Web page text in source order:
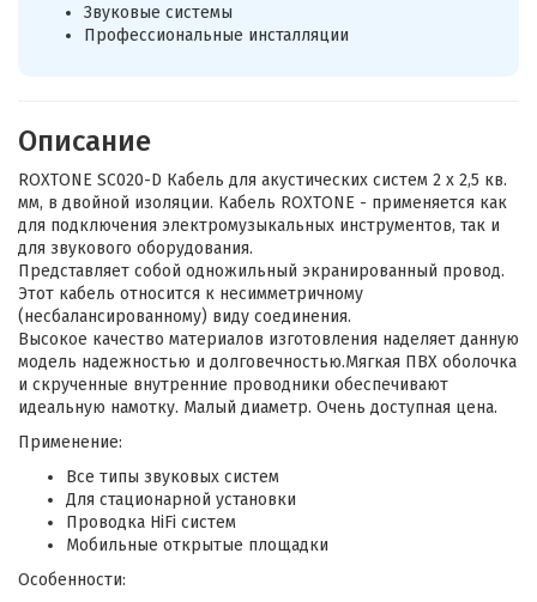
Звуковые системы
Профессиональные инсталляции
Описание
ROXTONE SC020-D Кабель для акустических систем 2 х 2,5 кв.
мм, в двойной изоляции. Кабель ROXTONE - применяется как
для подключения электромузыкальных инструментов, так и
для звукового оборудования.
Представляет собой одножильный экранированный провод.
Этот кабель относится к несимметричному
(несбалансированному) виду соединения.
Высокое качество материалов изготовления наделяет данную
модель надежностью и долговечностью.Мягкая ПВХ оболочка
и скрученные внутренние проводники обеспечивают
идеальную намотку. Малый диаметр. Очень доступная цена.
Применение:
Все типы звуковых систем
Для стационарной установки
Проводка HiFi систем
Мобильные открытые площадки
Особенности: